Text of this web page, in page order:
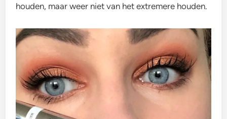
houden, maar weer niet van het extremere houden.